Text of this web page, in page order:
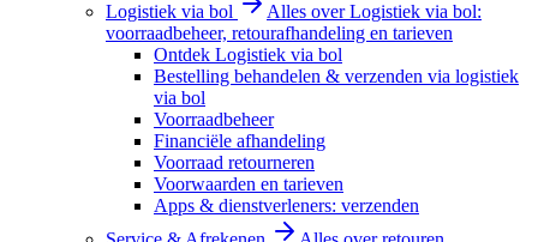
Logistiek via bol
Alles over Logistiek via bol:
voorraadbeheer, retourafhandeling en tarieven
Ontdek Logistiek via bol
Bestelling behandelen & verzenden via logistiek
via bol
Voorraadbeheer
Financiële afhandeling
Voorraad retourneren
Voorwaarden en tarieven
Apps & dienstverleners: verzenden